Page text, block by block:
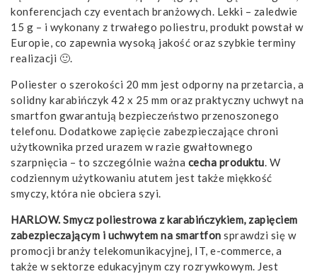
konferencjach czy eventach branżowych. Lekki – zaledwie
15 g – i wykonany z trwałego poliestru, produkt powstał w
Europie, co zapewnia wysoką jakość oraz szybkie terminy
realizacji 🙂.
Poliester o szerokości 20 mm jest odporny na przetarcia, a
solidny karabińczyk 42 x 25 mm oraz praktyczny uchwyt na
smartfon gwarantują bezpieczeństwo przenoszonego
telefonu. Dodatkowe zapięcie zabezpieczające chroni
użytkownika przed urazem w razie gwałtownego
szarpnięcia – to szczególnie ważna cecha produktu. W
codziennym użytkowaniu atutem jest także miękkość
smyczy, która nie obciera szyi.
HARLOW. Smycz poliestrowa z karabińczykiem, zapięciem
zabezpieczającym i uchwytem na smartfon sprawdzi się w
promocji branży telekomunikacyjnej, IT, e-commerce, a
także w sektorze edukacyjnym czy rozrywkowym. Jest